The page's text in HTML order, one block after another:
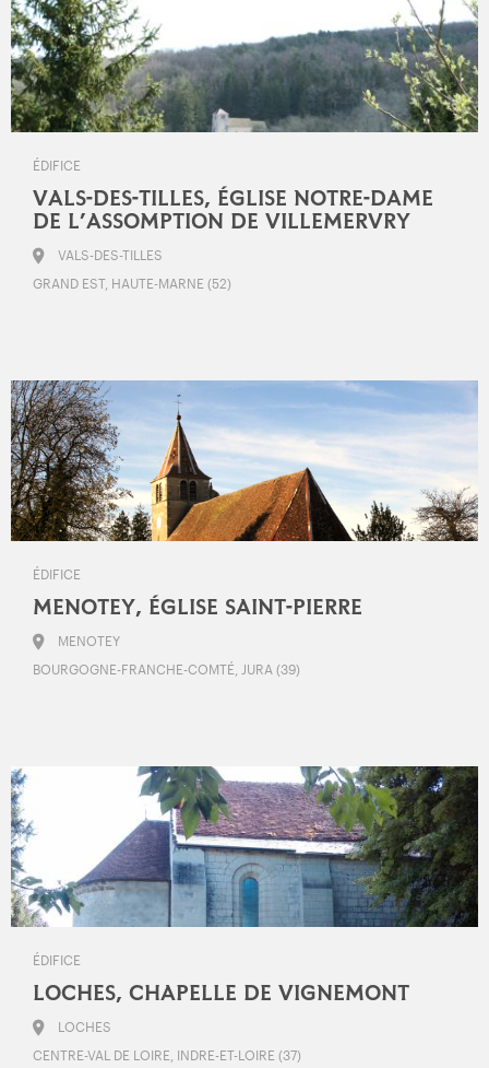
ÉDIFICE
VALS-DES-TILLES, ÉGLISE NOTRE-DAME
DE L’ASSOMPTION DE VILLEMERVRY
VALS-DES-TILLES
GRAND EST, HAUTE-MARNE (52)
ÉDIFICE
MENOTEY, ÉGLISE SAINT-PIERRE
MENOTEY
BOURGOGNE-FRANCHE-COMTÉ, JURA (39)
ÉDIFICE
LOCHES, CHAPELLE DE VIGNEMONT
LOCHES
CENTRE-VAL DE LOIRE, INDRE-ET-LOIRE (37)